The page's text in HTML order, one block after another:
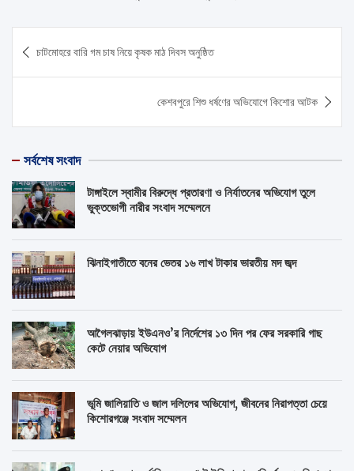
navigation
চাটমোহরে বারি গম চাষ নিয়ে কৃষক মাঠ দিবস অনুষ্ঠিত
কেশবপুরে শিশু ধর্ষণের অভিযোগে কিশোর আটক
সর্বশেষ সংবাদ
টাঙ্গাইলে স্বামীর বিরুদ্ধে প্রতারণা ও নির্যাতনের অভিযোগ তুলে
ভুক্তভোগী নারীর সংবাদ সম্মেলনে
ঝিনাইগাতীতে বনের ভেতর ১৬ লাখ টাকার ভারতীয় মদ জব্দ
আগৈলঝাড়ায় ইউএনও’র নির্দেশের ১৩ দিন পর ফের সরকারি গাছ
কেটে নেয়ার অভিযোগ
ভূমি জালিয়াতি ও জাল দলিলের অভিযোগ, জীবনের নিরাপত্তা চেয়ে
কিশোরগঞ্জে সংবাদ সম্মেলন